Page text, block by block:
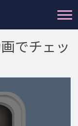
でチェッ